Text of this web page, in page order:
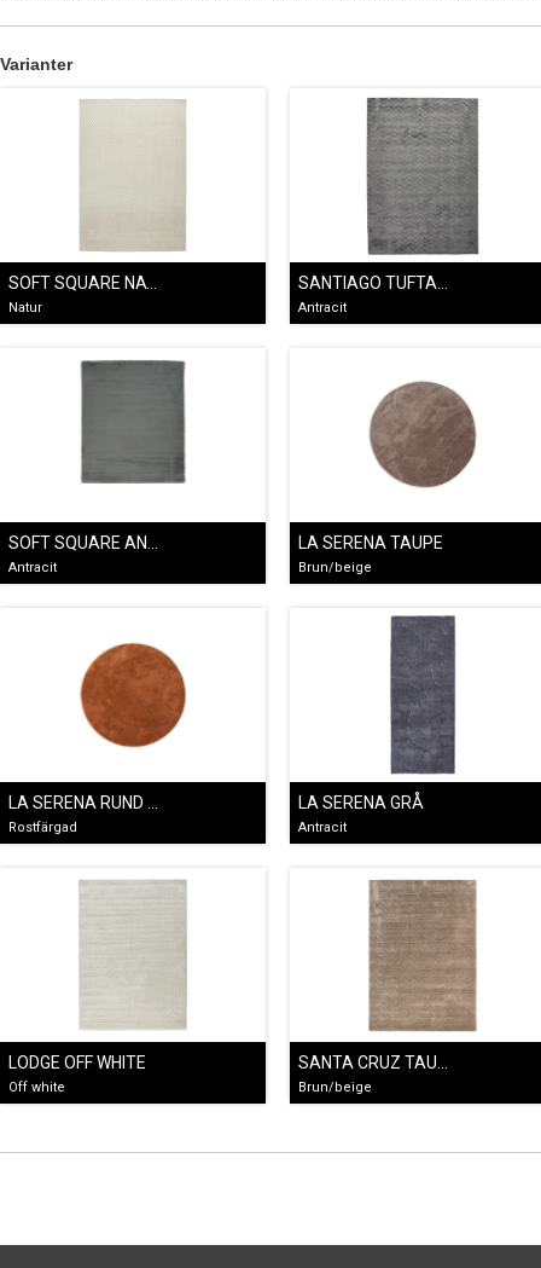
Varianter
Natur Antracit
Antracit
LA SERENA TAUPE
Brun/beige
Rostfärgad
LA SERENA GRÅ
Antracit
LODGE OFF WHITE
Off white Brun/beige